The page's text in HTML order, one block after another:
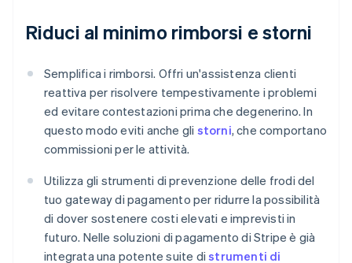
Riduci al minimo rimborsi e storni
Semplifica i rimborsi. Offri un'assistenza clienti
reattiva per risolvere tempestivamente i problemi
ed evitare contestazioni prima che degenerino. In
questo modo eviti anche gli storni, che comportano
commissioni per le attività.
Utilizza gli strumenti di prevenzione delle frodi del
tuo gateway di pagamento per ridurre la possibilità
di dover sostenere costi elevati e imprevisti in
futuro. Nelle soluzioni di pagamento di Stripe è già
integrata una potente suite distrumenti di